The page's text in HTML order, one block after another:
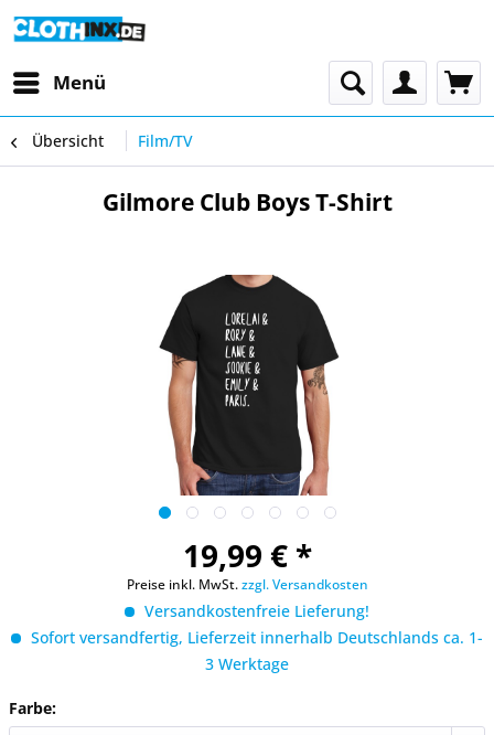
Menü
Übersicht Film/TV
Gilmore Club Boys T-Shirt
19,99 € *
Preise inkl. MwSt.zzgl. Versandkosten
Versandkostenfreie Lieferung!
Sofort versandfertig, Lieferzeit innerhalb Deutschlands ca. 1-
3 Werktage
Farbe: